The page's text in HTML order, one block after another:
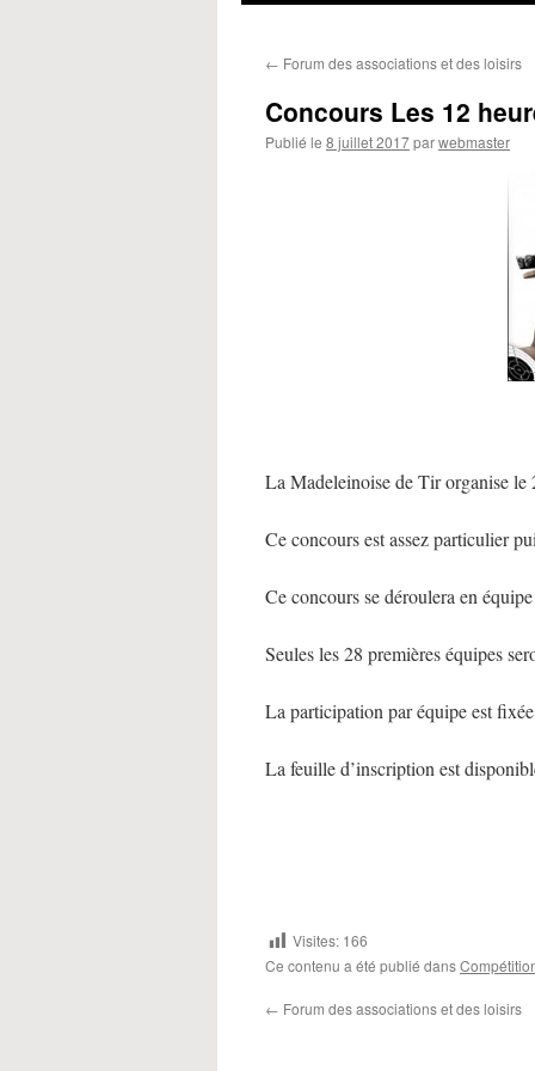
← Forum des associations et des loisirs
Concours Les 12
Publié le 8 juillet 2017parwebmaster
La Madeleinoise de Tir organise le
Ce concours est assez particulier
Ce concours se déroulera en
Seules les 28 premières équipes
La participation par équipe est
La feuille d’inscription est
Visites: 166
Ce contenu a été publié dans
← Forum des associations et des loisirs